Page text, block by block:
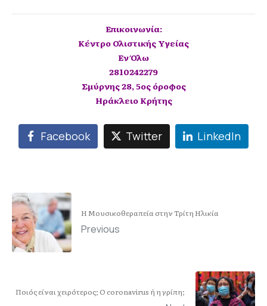
Επικοινωνία:
Κέντρο Ολιστικής Υγείας
Εν Όλω
2810242279
Σμύρνης 28, 5ος όροφος
Ηράκλειο Κρήτης
Facebook Twitter LinkedIn
Η Μουσικοθεραπεία στην Τρίτη Ηλικία
Previous
Ποιός είναι χειρότερος; Ο coronavirus ή η γρίπη;